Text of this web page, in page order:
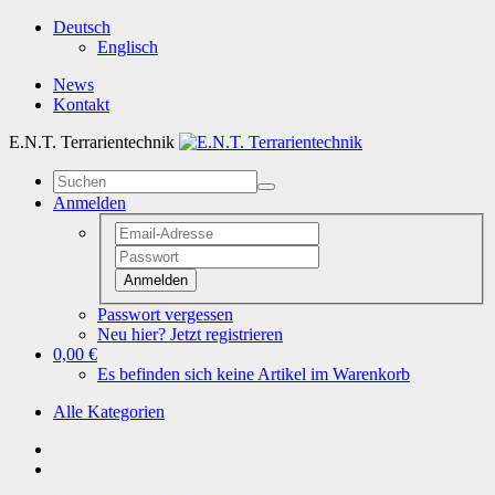
Deutsch
Englisch
News
Kontakt
E.N.T. Terrarientechnik
Anmelden
Anmelden
Passwort vergessen
Neu hier? Jetzt registrieren
0,00 €
Es befinden sich keine Artikel im Warenkorb
Alle Kategorien